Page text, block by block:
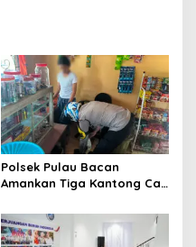
Polsek Pulau Bacan
Amankan Tiga Kantong Cap
Desa Tomori